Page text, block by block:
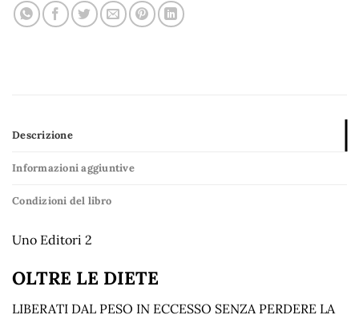
Descrizione
Informazioni aggiuntive
Condizioni del libro
Uno Editori 2
OLTRE LE DIETE
LIBERATI DAL PESO IN ECCESSO SENZA PERDERE LA